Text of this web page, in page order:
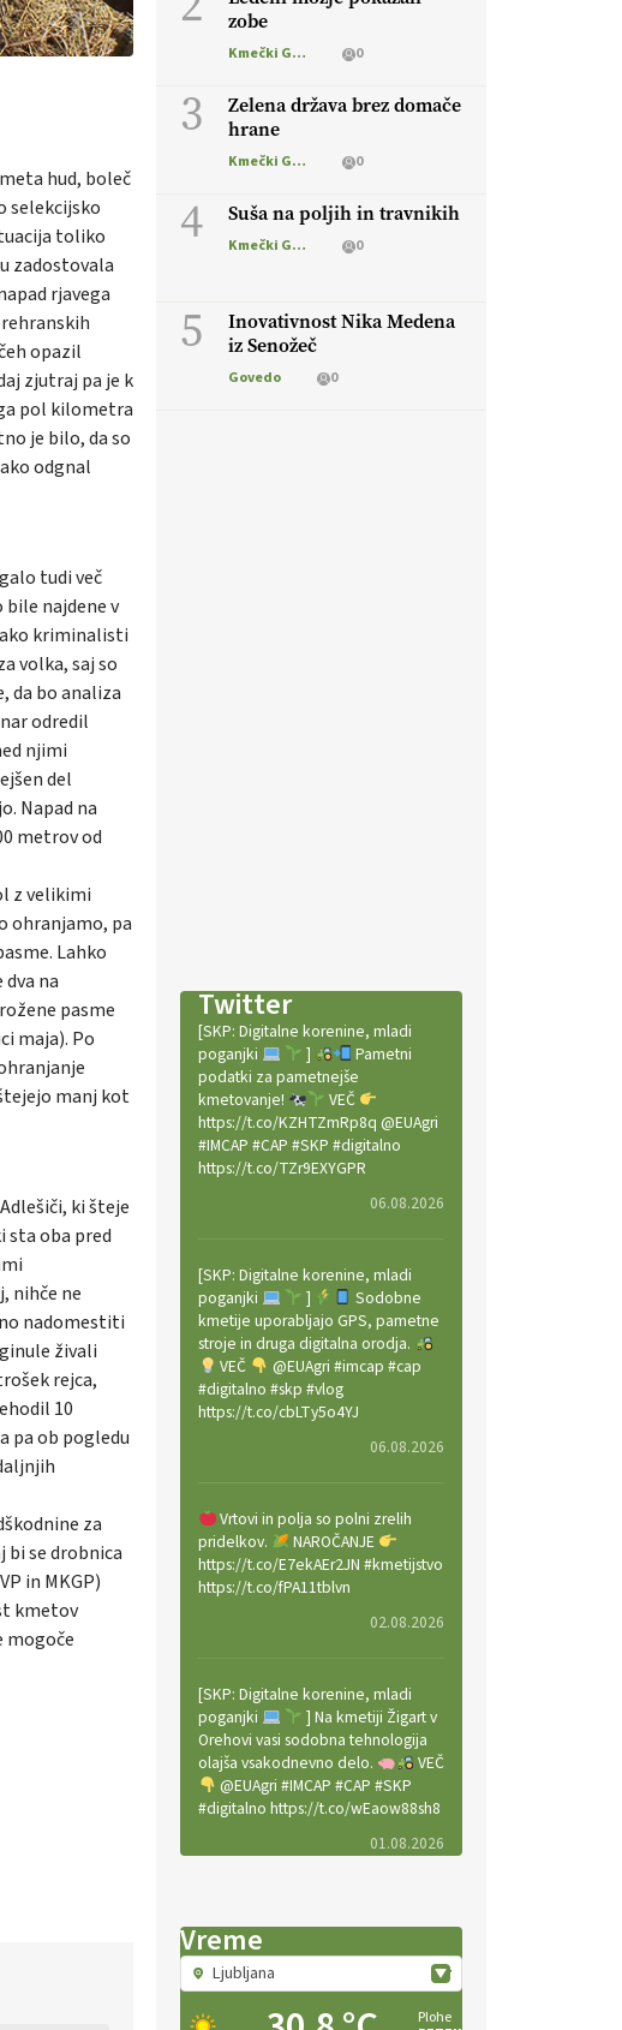
hud, boleč
selekcijsko
toliko
zadostovala
rjavega
opazil
zjutraj pa je k
pol kilometra
je bilo, da so
odgnal
tudi več
najdene v
kriminalisti
volka, saj so
da bo analiza
odredil
njimi
del
Napad na
metrov od
z velikimi
ohranjamo, pa
Lahko
na
pasme
maja). Po
manj kot
ki šteje
sta oba pred
nihče ne
nadomestiti
živali
rejca,
10
pa ob pogledu
za
bi se drobnica
in MKGP)
kmetov
mogoče
zobe
Kmečki Glas 0
3
Zelena država brez domače
hrane
Kmečki Glas 0
4 Suša na poljih in travnikih
Kmečki Glas 0
5
Inovativnost Nika Medena
iz Senožeč
Govedo 0
Twitter
[SKP: Digitalne korenine, mladi
poganjki
]
Pametni
podatki za pametnejše
kmetovanje!
VEČ
https://t.co/KZHTZmRp8q @EUAgri
#IMCAP #CAP #SKP #digitalno
https://t.co/TZr9EXYGPR
06.08.2026
[SKP: Digitalne korenine, mladi
poganjki
]
Sodobne
kmetije uporabljajo GPS, pametne
stroje in druga digitalna orodja.
VEČ
@EUAgri #imcap #cap
#digitalno #skp #vlog
https://t.co/cbLTy5o4YJ
06.08.2026
Vrtovi in polja so polni zrelih
pridelkov.
NAROČANJE
https://t.co/E7ekAEr2JN #kmetijstvo
https://t.co/fPA11tblvn
02.08.2026
[SKP: Digitalne korenine, mladi
poganjki
] Na kmetiji Žigart v
Orehovi vasi sodobna tehnologija
olajša vsakodnevno delo.
VEČ
@EUAgri #IMCAP #CAP #SKP
#digitalno https://t.co/wEaow88sh8
01.08.2026
ekološko vinsko posestvo Fedora
na Krasu.
VEČ
https://t.co/LaVojgKwfF
https://t.co/QHIZn0XP70
Vreme
Ljubljana
Plohe